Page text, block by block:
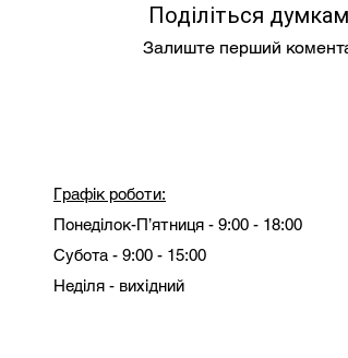
Поділіться
Залиште перший
Графік роботи:
Понеділок-П’ятниця - 9:00 - 18:00
Субота - 9:00 - 15:00
Неділя - вихідний